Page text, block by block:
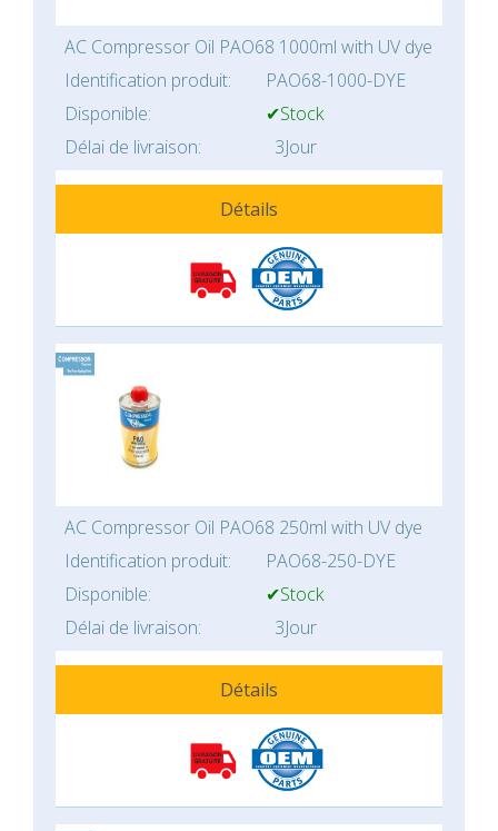
AC Compressor Oil PAO68 1000ml with UV dye
Identification produit:
PAO68-1000-DYE
Disponible:
✔Stock
Délai de livraison:
3Jour
Détails
AC Compressor Oil PAO68 250ml with UV dye
Identification produit:
PAO68-250-DYE
Disponible:
✔Stock
Délai de livraison:
3Jour
Détails